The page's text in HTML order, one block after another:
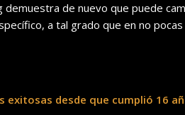
demuestra de nuevo que puede
a tal grado que en no
exitosas desde que cumplió 16